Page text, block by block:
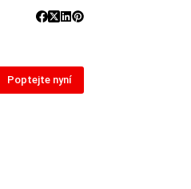
Poptejte nyní